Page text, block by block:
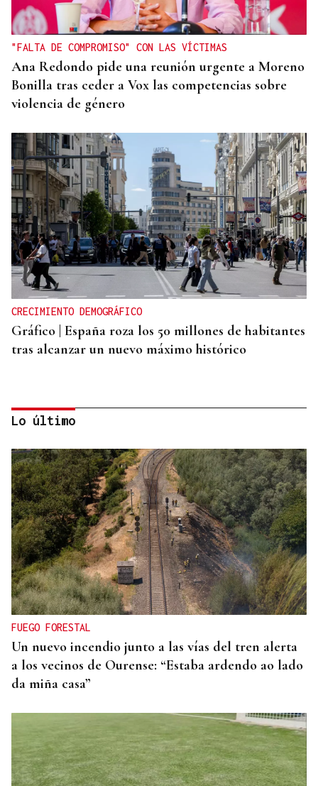
"FALTA DE COMPROMISO" CON LAS VÍCTIMAS
Ana Redondo pide una reunión urgente a Moreno
Bonilla tras ceder a Vox las competencias sobre
violencia de género
CRECIMIENTO DEMOGRÁFICO
Gráfico | España roza los 50 millones de habitantes
tras alcanzar un nuevo máximo histórico
CRISIS MIGRATORIA
La Justicia marroquí procesa a 86 personas por
organizar los cruces irregulares hacia Ceuta
Lo último
FUEGO FORESTAL
Un nuevo incendio junto a las vías del tren alerta
a los vecinos de Ourense: “Estaba ardendo ao lado
da miña casa”